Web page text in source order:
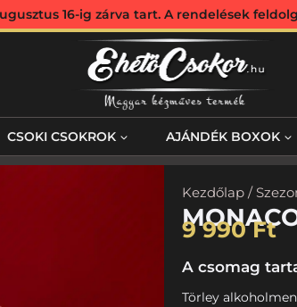
16-ig zárva tart. A rendelések
CSOKI CSOKROK AJÁNDÉK BOXOK
Kezdőlap/
9 990Ft
A csomag
Törley